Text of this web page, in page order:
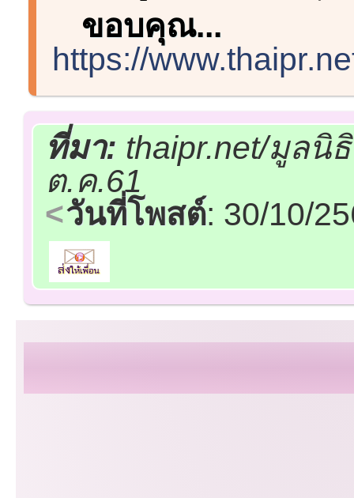
ขอบคุณ...
https://
ที่มา: thaipr.net/มูล
ต.ค.61
วันที่โพสต์: 30/10/